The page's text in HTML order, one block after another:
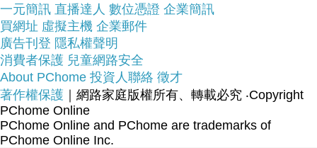
黃金精緻工藝技術
節慶日送禮大方得宜
自戴美觀帶來好運
一元簡訊 直播達人 數位憑證 企業簡訊
買網址 虛擬主機 企業郵件
廣告刊登 隱私權聲明
消費者保護 兒童網路安全
About PChome 投資人聯絡 徵才
著作權保護 ｜網路家庭版權所有、轉載必究 ‧Copyright
PChome Online
PChome Online and PChome are trademarks of
PChome Online Inc.